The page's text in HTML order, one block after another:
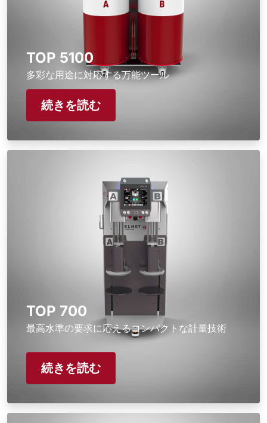
TOP 5100
多彩な用途に対応する万能ツール
続きを読む
TOP 700
最高水準の要求に応えるコンパクトな計量技術
続きを読む